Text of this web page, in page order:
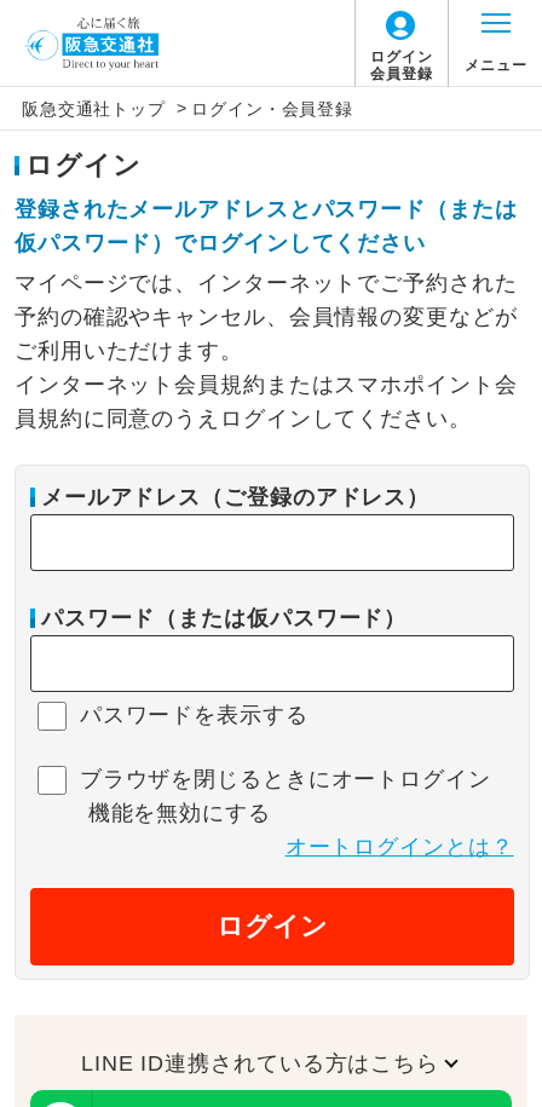
ログイン
会員登録
メニュー
阪急交通社トップ > ログイン・会員登録
ログイン
登録されたメールアドレスとパスワード（または
仮パスワード）でログインしてください
マイページでは、インターネットでご予約された
予約の確認やキャンセル、会員情報の変更などが
ご利用いただけます。
インターネット会員規約またはスマホポイント会
員規約に同意のうえログインしてください。
メールアドレス（ご登録のアドレス）
パスワード（または仮パスワード）
パスワードを表示する
ブラウザを閉じるときにオートログイン
機能を無効にする
オートログインとは？
ログイン
LINE ID連携されている方はこちら